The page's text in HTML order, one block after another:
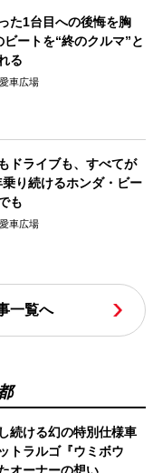
た1台目への後悔を胸
ビートを“終のクルマ”と
る
愛車広場
ドライブも、すべてが
り続けるホンダ・ビー
も
愛車広場
一覧へ
続ける幻の特別仕様車
トラルゴ『ウミボウ